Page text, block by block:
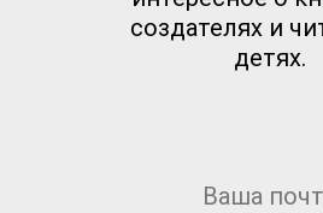
создателях и
детях.